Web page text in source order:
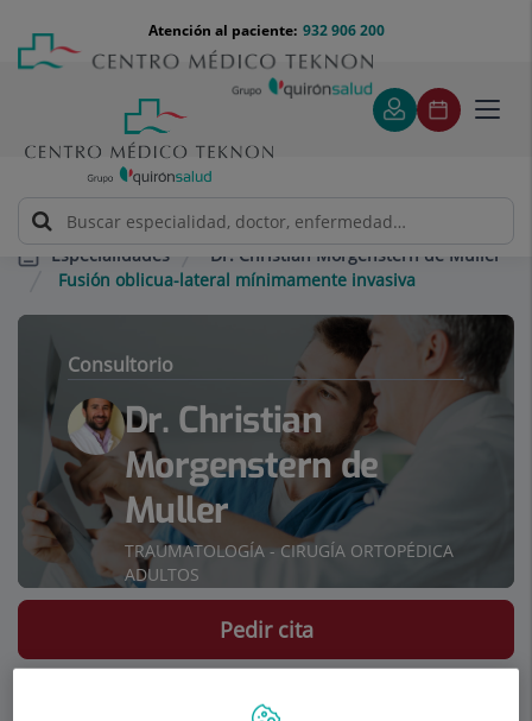
contenido
Menú
teléfono
cabecera
932 906 200
Atención al paciente:
Especialidades
Dr. Christian Morgenstern de Muller
Fusión oblicua-lateral mínimamente invasiva
Consultorio
Dr. Christian
Morgenstern de
Muller
TRAUMATOLOGÍA - CIRUGÍA ORTOPÉDICA
ADULTOS
Pedir cita